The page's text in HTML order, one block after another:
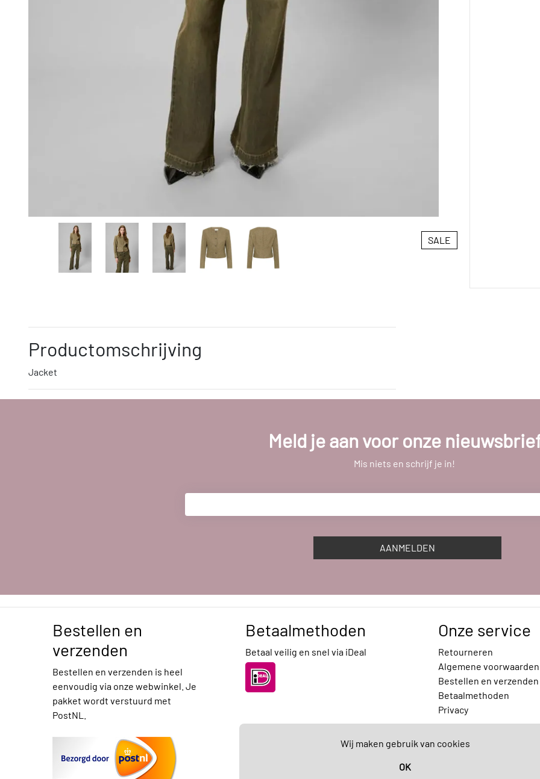
Wij maken gebruik van cookies
OK
SALE
Productomschrijving
Jacket
Meld je aan voor onze
Mis niets en schrijf je in!
AANMELDEN
Bestellen en
verzenden
Bestellen en verzenden is heel
eenvoudig via onze webwinkel. Je
pakket wordt verstuurd met
PostNL.
Betaalmethoden
Betaal veilig en snel via iDeal
Onze service
Retourneren
Algemene voorwaarden
Bestellen en verzenden
Betaalmethoden
Privacy